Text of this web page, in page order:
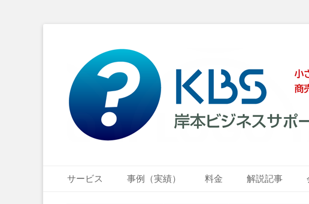
岸本ビジネスサポー
小さな会社・小さなお店のIT経営をナビゲーション
Primary Menu
サービス 事例（実績） 料金 解説記事